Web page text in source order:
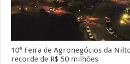
10ª Feira de Agronegócios da
recorde de R$ 50 milhões